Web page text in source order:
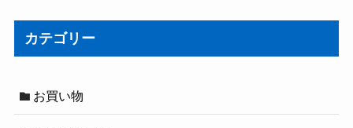
カテゴリー
お買い物